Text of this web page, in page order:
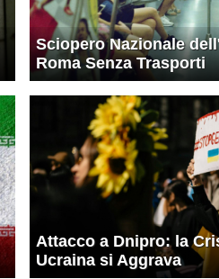
Sciopero Nazionale
Roma Senza Trasporti
Attacco a Dnipro: la
Ucraina si Aggrava